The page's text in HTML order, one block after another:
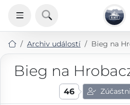
Archiv událostí Bieg na
Bieg na
46